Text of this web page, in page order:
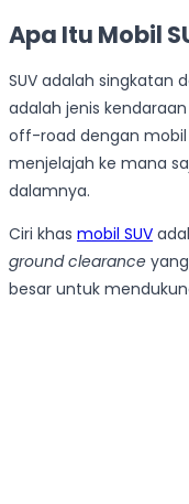
Apa Itu Mobil
SUV adalah singkatan
adalah jenis
off-road dengan mobil
menjelajah ke mana
dalamnya.
Ciri khas mobil SUV
ground clearance
besar untuk